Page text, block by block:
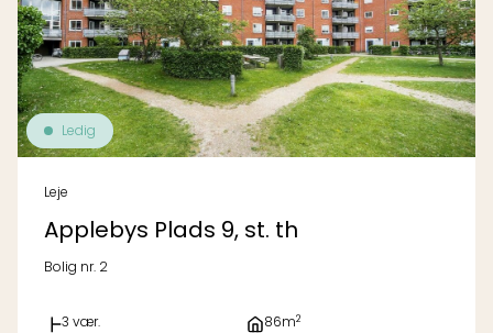
Ledig
Leje
Applebys Plads 9, st. th
Bolig nr. 2
3 vær. 86m2